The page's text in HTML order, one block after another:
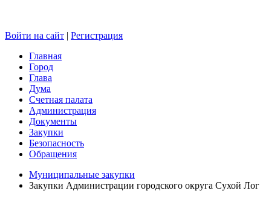
Войти на сайт | Регистрация
Главная
Город
Глава
Дума
Счетная палата
Администрация
Документы
Закупки
Безопасность
Обращения
Муниципальные закупки
Закупки Администрации городского округа Сухой Лог